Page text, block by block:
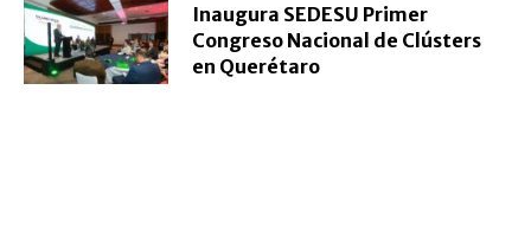
Inaugura SEDESU Primer
Congreso Nacional de Clústers
en Querétaro